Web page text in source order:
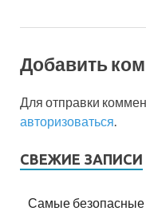
Добавить
Для отправки
авторизоваться
СВЕЖИЕ ЗАПИСИ
Самые безопасные